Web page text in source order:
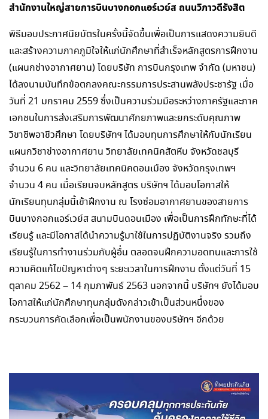
สำนักงานใหญ่สายการบินบางกอกแอร์เวย์ส ถนนวิภาวดีรังสิต
พิธีมอบประกาศนียบัตรในครั้งนี้จัดขึ้นเพื่อเป็นการแสดงความยินดี
และสร้างความภาคภูมิใจให้แก่นักศึกษาที่สำเร็จหลักสูตรการฝึกงาน
(แผนกช่างอากาศยาน) โดยบริษัท การบินกรุงเทพ จำกัด (มหาชน)
ได้ลงนามบันทึกข้อตกลงคณะกรรมการประสานพลังประชารัฐ เมื่อ
วันที่ 21 มกราคม 2559 ซึ่งเป็นความร่วมมือระหว่างภาครัฐและภาค
เอกชนในการส่งเสริมการพัฒนาศักยภาพและยกระดับคุณภาพ
วิชาชีพอาชีวศึกษา โดยบริษัทฯ ได้มอบทุนการศึกษาให้กับนักเรียน
แผนกวิชาช่างอากาศยาน วิทยาลัยเทคนิคสัตหีบ จังหวัดชลบุรี
จำนวน 6 คน และวิทยาลัยเทคนิคดอนเมือง จังหวัดกรุงเทพฯ
จำนวน 4 คน เมื่อเรียนจบหลักสูตร บริษัทฯ ได้มอบโอกาสให้
นักเรียนทุนกลุ่มนี้เข้าฝึกงาน ณ โรงซ่อมอากาศยานของสายการ
บินบางกอกแอร์เวย์ส สนามบินดอนเมือง เพื่อเป็นการฝึกทักษะที่ได้
เรียนรู้ และมีโอกาสได้นำความรู้มาใช้ในการปฏิบัติงานจริง รวมถึง
เรียนรู้ในการทำงานร่วมกับผู้อื่น ตลอดจนฝึกความอดทนและการใช้
ความคิดแก้ไขปัญหาต่างๆ ระยะเวลาในการฝึกงาน ตั้งแต่วันที่ 15
ตุลาคม 2562 – 14 กุมภาพันธ์ 2563 นอกจากนี้ บริษัทฯ ยังได้มอบ
โอกาสให้แก่นักศึกษาทุนกลุ่มดังกล่าวเข้าเป็นส่วนหนึ่งของ
กระบวนการคัดเลือกเพื่อเป็นพนักงานของบริษัทฯ อีกด้วย